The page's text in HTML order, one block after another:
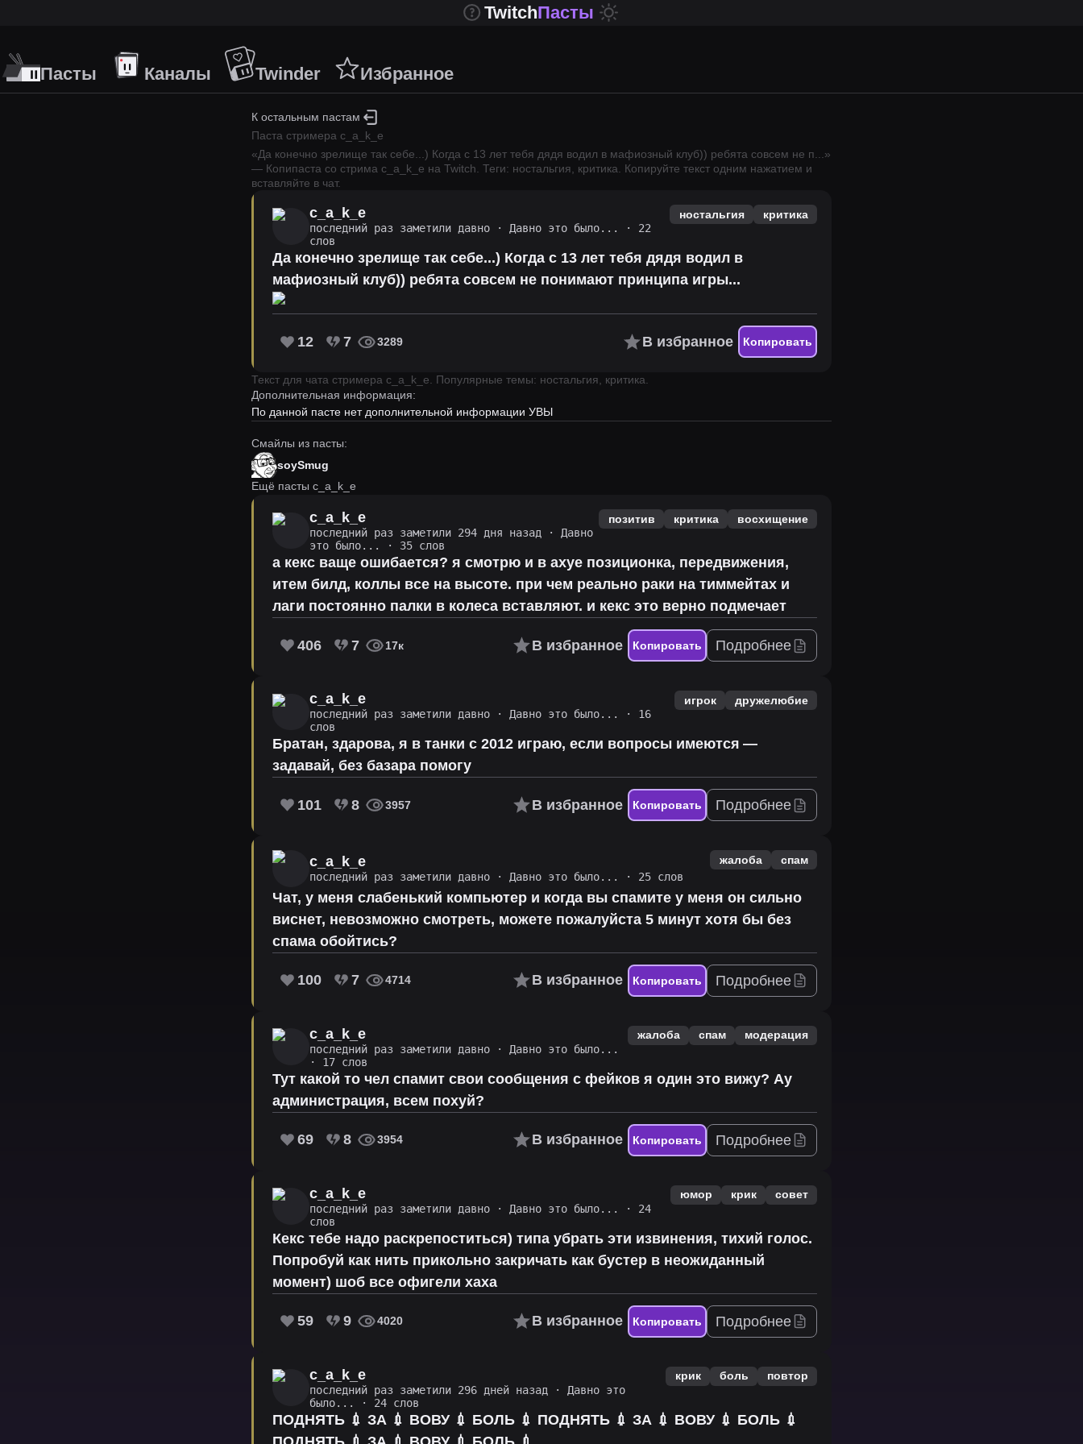
TwitchПасты
Пасты Каналы Twinder Избранное
К остальным пастам
Паста стримера c_a_k_e
«Да конечно зрелище так себе...) Когда с 13 лет тебя дядя водил в мафиозный клуб)) ребята совсем не п...»
— Копипаста со стрима c_a_k_e на Twitch. Теги: ностальгия, критика. Копируйте текст одним нажатием и
вставляйте в чат.
c_a_k_e
последний раз заметили давно· Давно это было...
· 22
слов
ностальгия критика
Да конечно зрелище так себе...) Когда с 13 лет тебя дядя водил в
мафиозный клуб)) ребята совсем не понимают принципа игры...
12 7 3289 В избранное Копировать
Текст для чата стримера c_a_k_e. Популярные темы: ностальгия, критика.
Дополнительная информация:
По данной пасте нет дополнительной информации УВЫ
Смайлы из пасты:
soySmug
Ещё пасты c_a_k_e
c_a_k_e
последний раз заметили 294 дня назад ·
Давно
это было...
· 35 слов
позитив критика восхищение
а кекс ваще ошибается? я смотрю и в ахуе позиционка, передвижения,
итем билд, коллы все на высоте. при чем реально раки на тиммейтах и
лаги постоянно палки в колеса вставляют. и кекс это верно подмечает
406 7 17к В избранное Копировать Подробнее
c_a_k_e
последний раз заметили давно· Давно это было...
· 16
слов
игрок дружелюбие
Братан, здарова, я в танки с 2012 играю, если вопросы имеются —
задавай, без базара помогу
101 8 3957 В избранное Копировать Подробнее
c_a_k_e
последний раз заметили давно· Давно это было... · 25 слов
жалоба спам
Чат, у меня слабенький компьютер и когда вы спамите у меня он сильно
виснет, невозможно смотреть, можете пожалуйста 5 минут хотя бы без
спама обойтись?
100 7 4714 В избранное Копировать Подробнее
c_a_k_e
последний раз заметили давно·
Давно это было...
· 17 слов
жалоба спам модерация
Тут какой то чел спамит свои сообщения с фейков я один это вижу? Ау
администрация, всем похуй?
69 8 3954 В избранное Копировать Подробнее
c_a_k_e
последний раз заметили давно· Давно это было...
· 24
слов
юмор крик совет
Кекс тебе надо раскрепоститься) типа убрать эти извинения, тихий голос.
Попробуй как нить прикольно закричать как бустер в неожиданный
момент) шоб все офигели хаха
59 9 4020 В избранное Копировать Подробнее
c_a_k_e
последний раз заметили 296 дней назад ·
Давно это
было...
· 24 слов
крик боль повтор
ПОДНЯТЬ 💉 ЗА 💉 ВОВУ 💉 БОЛЬ 💉 ПОДНЯТЬ 💉 ЗА 💉 ВОВУ 💉 БОЛЬ 💉